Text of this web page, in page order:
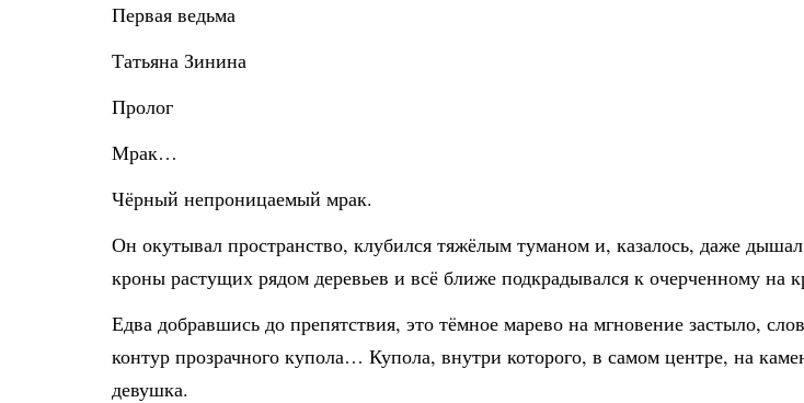
Первая ведьма
Татьяна Зинина
Пролог
Мрак…
Чёрный непроницаемый мрак.
Он окутывал пространство, клубился тяжёлым туманом и, казалось, даже
кроны растущих рядом деревьев и всё ближе подкрадывался к очерченному на
Едва добравшись до препятствия, это тёмное марево на мгновение застыло,
контур прозрачного купола… Купола, внутри которого, в самом центре, на
девушка.